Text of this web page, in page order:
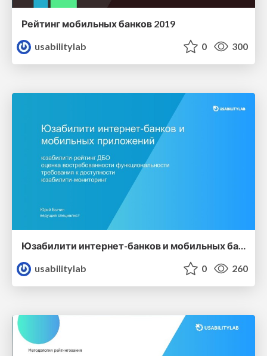
Рейтинг мобильных банков 2019
usabilitylab
0 300
usabilitylab
0 260